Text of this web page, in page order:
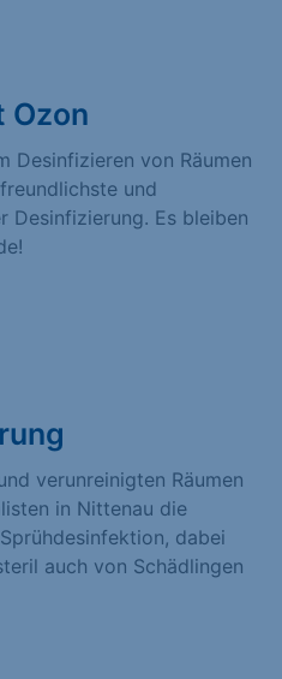
Ozon
Desinfizieren von Räumen
und
Desinfizierung. Es bleiben
verunreinigten Räumen
in Nittenau die
dabei
auch von Schädlingen